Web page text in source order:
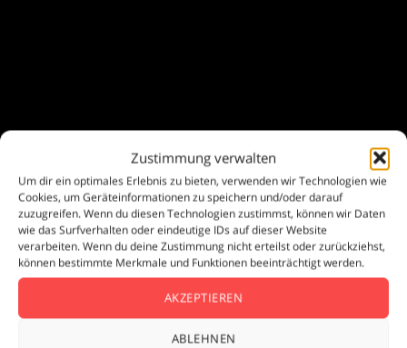
Zustimmung verwalten
Um dir ein optimales Erlebnis zu bieten, verwenden wir Technologien wie
Cookies, um Geräteinformationen zu speichern und/oder darauf
zuzugreifen. Wenn du diesen Technologien zustimmst, können wir Daten
wie das Surfverhalten oder eindeutige IDs auf dieser Website
verarbeiten. Wenn du deine Zustimmung nicht erteilst oder zurückziehst,
können bestimmte Merkmale und Funktionen beeinträchtigt werden.
AKZEPTIEREN
ABLEHNEN
Retro Design
We found how it’s done.